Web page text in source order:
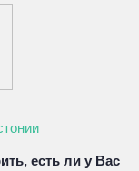
есть ли у Вас